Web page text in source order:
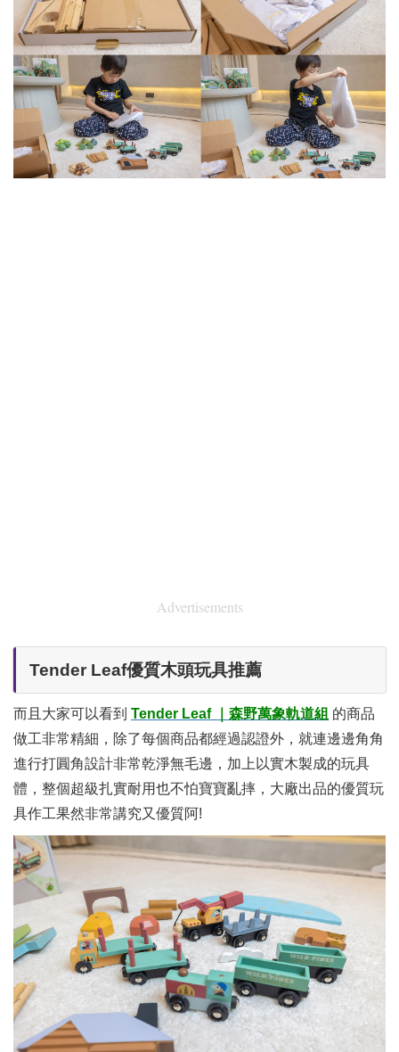
Advertisements
Tender Leaf優質木頭玩具推薦
而且大家可以看到 Tender Leaf ｜森野萬象軌道組 的商品
做工非常精細，除了每個商品都經過認證外，就連邊邊角角
進行打圓角設計非常乾淨無毛邊，加上以實木製成的玩具
體，整個超級扎實耐用也不怕寶寶亂摔，大廠出品的優質玩
具作工果然非常講究又優質阿!